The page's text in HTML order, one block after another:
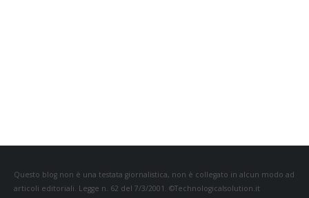
Questo blog non è una testata giornalistica, non è collegato in alcun modo ad
articoli editoriali. Legge n. 62 del 7/3/2001. ©Technologicalsolution.it